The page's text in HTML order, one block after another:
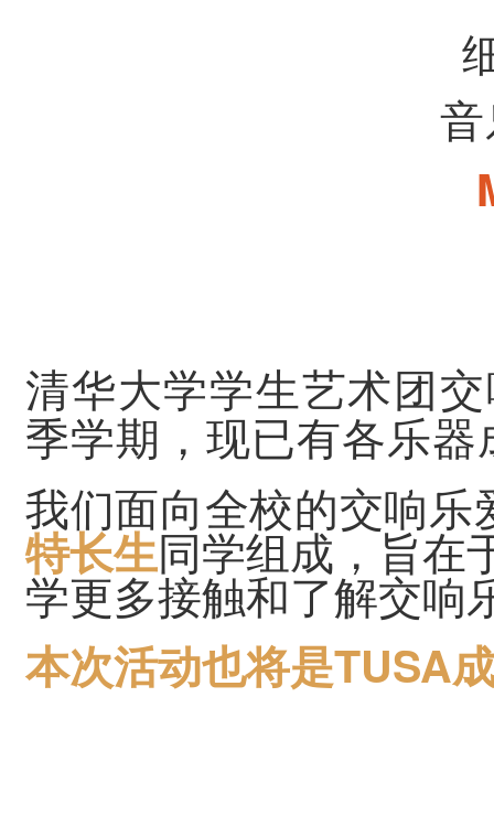
清华大学学生艺术团
季学期，现已有各乐器
我们面向全校的交响乐
特长生同学组成，旨在
学更多接触和了解交响
本次活动也将是TUSA